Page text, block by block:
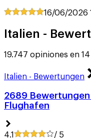
16/06/2026
Italien -
19.747 opiniones en
Italien - Bewertungen
2689
Flughafen
4.1 / 5